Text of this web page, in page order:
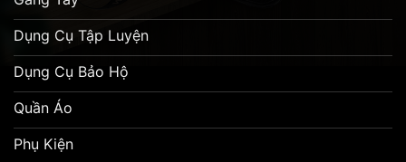
Dụng Cụ Tập Luyện
Dụng Cụ Bảo Hộ
Quần Áo
Phụ Kiện